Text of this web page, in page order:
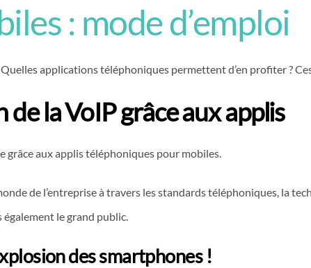
: mode d’emploi
Quelles applications téléphoniques permettent d’en profiter ?
la VoIP grâce aux applis
grâce aux applis téléphoniques pour mobiles.
de l’entreprise à travers les standards téléphoniques, la
le grand public.
des smartphones !